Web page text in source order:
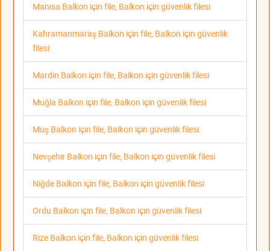
Manisa Balkon için file, Balkon için güvenlik filesi
Kahramanmaraş Balkon için file, Balkon için güvenlik
filesi
Mardin Balkon için file, Balkon için güvenlik filesi
Muğla Balkon için file, Balkon için güvenlik filesi
Muş Balkon için file, Balkon için güvenlik filesi
Nevşehir Balkon için file, Balkon için güvenlik filesi
Niğde Balkon için file, Balkon için güvenlik filesi
Ordu Balkon için file, Balkon için güvenlik filesi
Rize Balkon için file, Balkon için güvenlik filesi